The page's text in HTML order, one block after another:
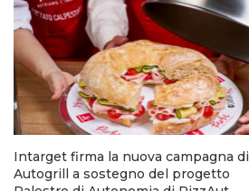
Intarget firma la nuova campagna di
Autogrill a sostegno del progetto